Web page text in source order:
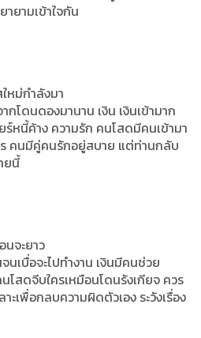
ยามเข้าใจกัน
หม่กำลังมา
โดนดองมานาน เงิน เงินเข้ามาก
ร์หนี้ค้าง ความรัก คนโสดมีคนเข้ามา
คนมีคู่คนรักอยู่สบาย แต่ท่านกลับ
ยนี้
นจะยาว
เบื่อจะไปทำงาน เงินมีคนช่วย
สดจีบใครเหมือนโดนรังเกียจ ควร
ะเพื่อกลบความผิดตัวเอง ระวังเรื่อง